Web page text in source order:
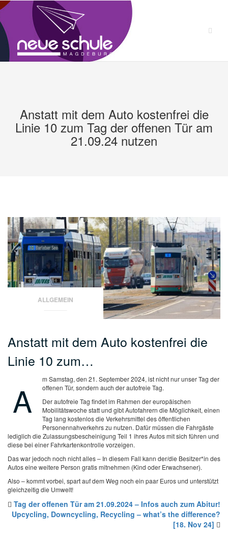
Zum
springen
Anstatt mit dem Auto kostenfrei die
Linie 10 zum Tag der offenen Tür am
21.09.24 nutzen
ALLGEMEIN
Anstatt mit dem Auto kostenfrei die
Linie 10 zum…
A
m Samstag, den 21. September 2024, ist nicht nur unser Tag der
offenen Tür, sondern auch der autofreie Tag.
Der autofreie Tag findet im Rahmen der europäischen
Mobilitätswoche statt und gibt Autofahrern die Möglichkeit, einen
Tag lang kostenlos die Verkehrsmittel des öffentlichen
Personennahverkehrs zu nutzen. Dafür müssen die Fahrgäste
lediglich die Zulassungsbescheinigung Teil 1 ihres Autos mit sich führen und
diese bei einer Fahrkartenkontrolle vorzeigen.
Das war jedoch noch nicht alles – In diesem Fall kann der/die Besitzer*in des
Autos eine weitere Person gratis mitnehmen (Kind oder Erwachsener).
Also – kommt vorbei, spart auf dem Weg noch ein paar Euros und unterstützt
gleichzeitig die Umwelt!
Tag der offenen Tür am 21.09.2024 – Infos auch zum Abitur!
Upcycling, Downcycling, Recycling – what’s the difference?
[18. Nov 24]